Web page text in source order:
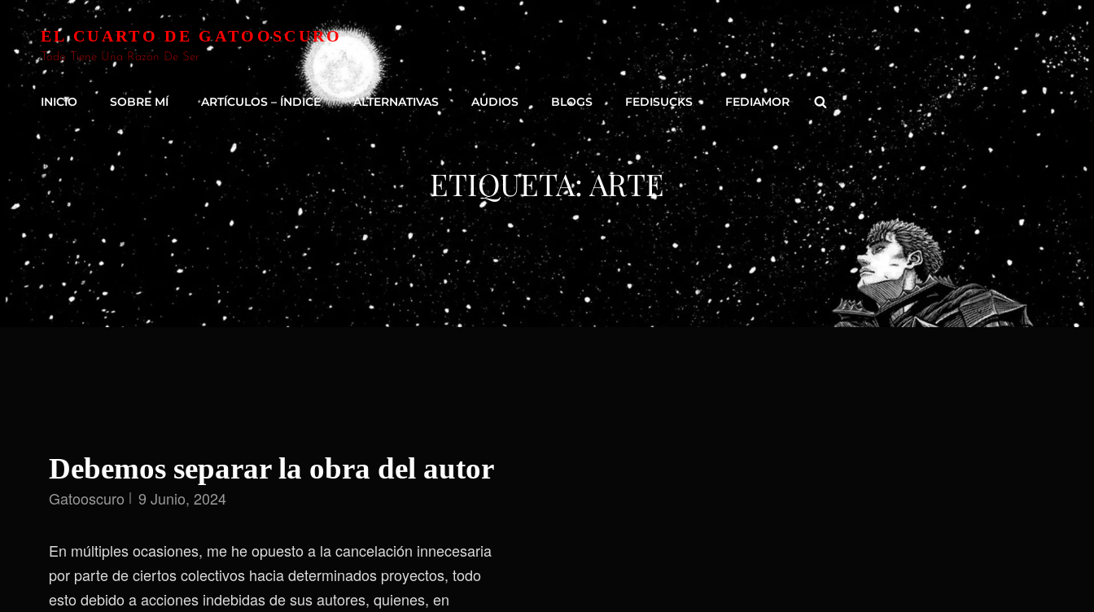
EL CUARTO DE GATOOSCURO
Todo Tiene Una Razón De Ser
INICIO SOBRE MÍ ARTÍCULOS – ÍNDICE ALTERNATIVAS AUDIOS BLOGS FEDISUCKS FEDIAMOR Buscar
ETIQUETA: ARTE
Debemos separar la obra del autor
Gatooscuro 9 Junio, 2024
En múltiples ocasiones, me he opuesto a la cancelación innecesaria
por parte de ciertos colectivos hacia determinados proyectos, todo
esto debido a acciones indebidas de sus autores, quienes, en